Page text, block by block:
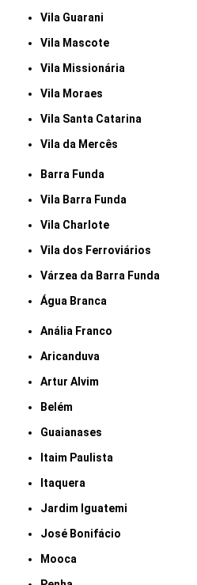
Vila Guarani
Vila Mascote
Vila Missionária
Vila Moraes
Vila Santa Catarina
Vila da Mercês
Barra Funda
Vila Barra Funda
Vila Charlote
Vila dos Ferroviários
Várzea da Barra Funda
Água Branca
Anália Franco
Aricanduva
Artur Alvim
Belém
Guaianases
Itaim Paulista
Itaquera
Jardim Iguatemi
José Bonifácio
Mooca